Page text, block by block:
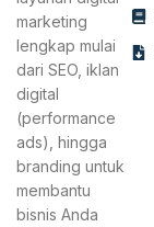
marketing
lengkap mulai
dari SEO, iklan
digital
(performance
ads), hingga
branding untuk
membantu
bisnis Anda